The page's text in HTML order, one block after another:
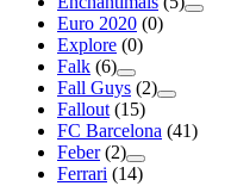
Euro 2020 (0)
Explore (0)
Falk (6)
Fall Guys (2)
Fallout (15)
FC Barcelona (41)
Feber (2)
Ferrari (14)